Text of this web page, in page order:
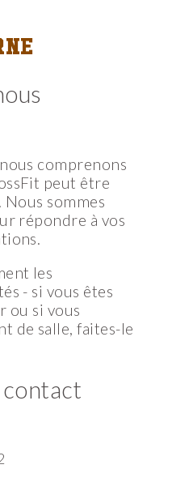
comprenons
peut être
sommes
répondre à vos
les
- si vous êtes
ou si vous
de salle, faites-le